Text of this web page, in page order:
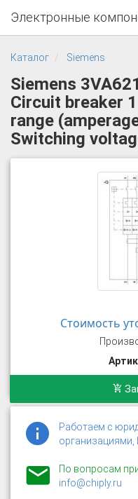
Электронные
Каталог Siemens
Siemens
Circuit breaker
range
Switching
Стоимость
Работаем с
организациями,
По вопросам
info@chiply.ru